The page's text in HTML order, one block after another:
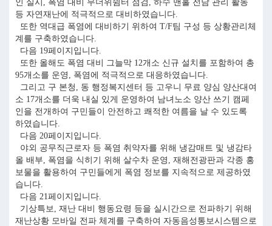
인 실시, 폭염 대비 무더위쉼터 점검, 하수 맨홀 전담 관리 활동
등 자연재난에 적극적으로 대비하였습니다.
또한 역대급 폭염에 대비하기 위하여 T/F팀 구성 등 상황관리체
계를 구축하였습니다.
다음 19페이지입니다.
또한 올해도 폭염 대비 그늘막 12개소 신규 설치를 포함하여 총
95개소를 운영, 폭염에 적극적으로 대응하였습니다.
그리고 구 본청, 동 행정복지센터 등 고우니 무료 양심 양산대여
소 17개소를 더욱 내실 있게 운영하여 남녀노소 양산 쓰기 캠페
인을 전개하여 구민들이 안전하고 쾌적한 여름을 날 수 있도록
하였습니다.
다음 20페이지입니다.
야외 공무직근로자 등 폭염 취약자를 위해 냉감매트 및 냉감타
올 배부, 폭염을 식히기 위해 살수차 운영, 재해전광판과 각종 홍
보물을 활용하여 구민들에게 폭염 정보를 지속적으로 제공하였
습니다.
다음 21페이지입니다.
기상특보, 재난 대비 행동요령 등을 실시간으로 전파하기 위해
재난상황 모바일 전파 체계를 구축하여 자동음성통보시스템으로